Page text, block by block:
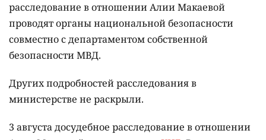
расследование в отношении Алии Макаевой
проводят органы национальной безопасности
совместно с департаментом собственной
безопасности МВД.
Других подробностей расследования в
министерстве не раскрыли.
3 августа досудебное расследование в отношении